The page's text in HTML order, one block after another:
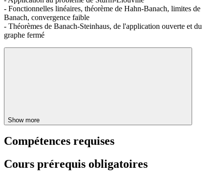
- Fonctionnelles linéaires, théorème de Hahn-Banach, limites de
Banach, convergence faible
- Théorèmes de Banach-Steinhaus, de l'application ouverte et du
graphe fermé
Show more
Compétences requises
Cours prérequis obligatoires